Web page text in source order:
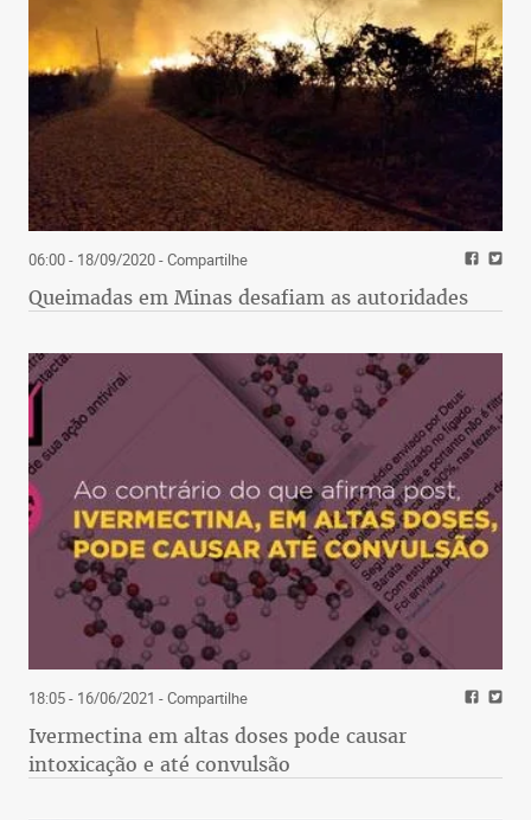
06:00 - 18/09/2020- Compartilhe
Queimadas em Minas desafiam as autoridades
18:05 - 16/06/2021 - Compartilhe
Ivermectina em altas doses pode causar
intoxicação e até convulsão